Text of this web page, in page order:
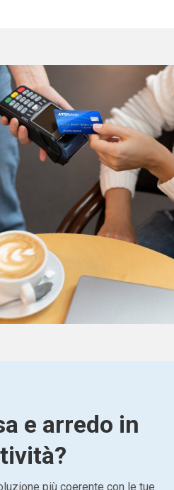
e arredo in
più coerente con le tue